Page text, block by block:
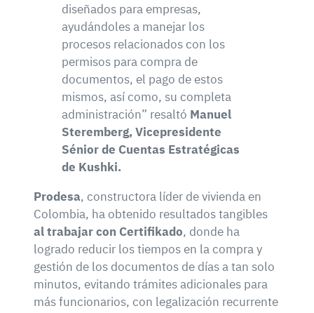
diseñados para empresas,
ayudándoles a manejar los
procesos relacionados con los
permisos para compra de
documentos, el pago de estos
mismos, así como, su completa
administración” resaltó Manuel
Steremberg, Vicepresidente
Sénior de Cuentas Estratégicas
de Kushki.
Prodesa, constructora líder de vivienda en
Colombia, ha obtenido resultados tangibles
al trabajar con Certifikado, donde ha
logrado reducir los tiempos en la compra y
gestión de los documentos de días a tan solo
minutos, evitando trámites adicionales para
más funcionarios, con legalización recurrente